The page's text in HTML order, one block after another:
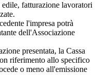
fatturazione lavoratori
l'impresa potrà
dell'Associazione
presentata, la Cassa
riferimento allo specifico
o meno all'emissione